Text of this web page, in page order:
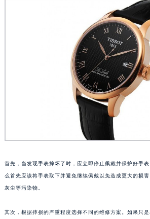
首先，当发现手表摔坏了时，应立即停止佩戴并保护好手
么首先应该将手表取下并避免继续佩戴以免造成更大的损
灰尘等污染物。
其次，根据摔损的严重程度选择不同的维修方案。如果只